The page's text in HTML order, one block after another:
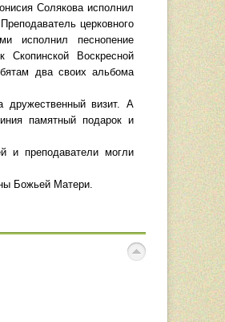
Солякова исполнил
церковного
исполнил песнопение
Воскресной
два своих альбома
дружественный визит. А
памятный подарок и
и преподаватели могли
Божьей Матери.